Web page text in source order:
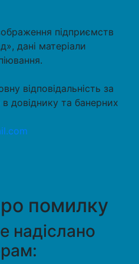
підприємств
дані матеріали
відповідальність за
довіднику та банерних
помилку
надіслано